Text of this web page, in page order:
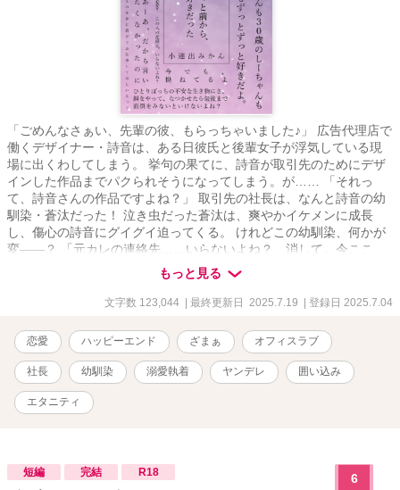
「ごめんなさぁい、先輩の彼、もらっちゃいました♪」 広告代理店で
働くデザイナー・詩音は、ある日彼氏と後輩女子が浮気している現
場に出くわしてしまう。 挙句の果てに、詩音が取引先のためにデザ
インした作品までパクられそうになってしまう。が…… 「それっ
て、詩音さんの作品ですよね？」 取引先の社長は、なんと詩音の幼
馴染・蒼汰だった！ 泣き虫だった蒼汰は、爽やかイケメンに成長
し、傷心の詩音にグイグイ迫ってくる。 けれどこの幼馴染、何かが
変――？ 「元カレの連絡先……いらないよね？ 消して。今ここ
で」 「僕をこんな風にしたのは……しーちゃんだよ」 爽やかな顔を
しているけど、中身は激重執着ヤンデレ化しており、あらゆる手を
使ってヒロインを囲い込もうとする年下ヤバヒーローと、お仕事に
もっと見る
文字数 123,044 | 最終更新日 2025.7.19 | 登録日 2025.7.04
恋愛 ハッピーエンド ざまぁ オフィスラブ
社長 幼馴染 溺愛執着 ヤンデレ 囲い込み
エタニティ
短編 完結 R18 6